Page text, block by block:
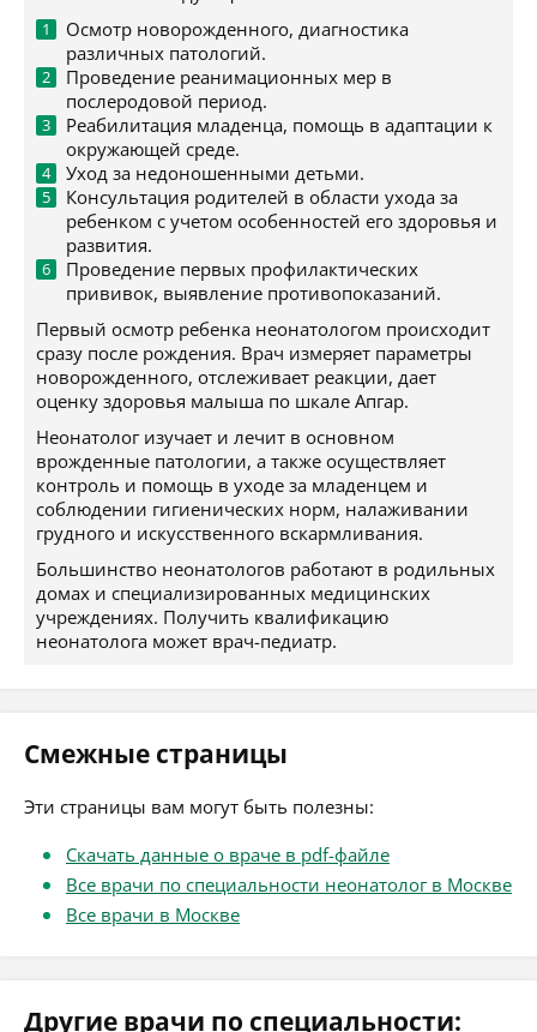
Осмотр новорожденного, диагностика
различных патологий.
Проведение реанимационных мер в
послеродовой период.
Реабилитация младенца, помощь в адаптации к
окружающей среде.
Уход за недоношенными детьми.
Консультация родителей в области ухода за
ребенком с учетом особенностей его здоровья и
развития.
Проведение первых профилактических
прививок, выявление противопоказаний.
Первый осмотр ребенка неонатологом происходит
сразу после рождения. Врач измеряет параметры
новорожденного, отслеживает реакции, дает
оценку здоровья малыша по шкале Апгар.
Неонатолог изучает и лечит в основном
врожденные патологии, а также осуществляет
контроль и помощь в уходе за младенцем и
соблюдении гигиенических норм, налаживании
грудного и искусственного вскармливания.
Большинство неонатологов работают в родильных
домах и специализированных медицинских
учреждениях. Получить квалификацию
неонатолога может врач-педиатр.
Смежные страницы
Эти страницы вам могут быть полезны:
Скачать данные о враче в pdf-файле
Все врачи по специальности неонатолог в Москве
Все врачи в Москве
Другие врачи по специальности: